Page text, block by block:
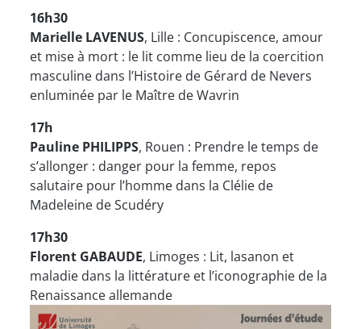
16h30
Marielle LAVENUS, Lille : Concupiscence, amour
et mise à mort : le lit comme lieu de la coercition
masculine dans l’Histoire de Gérard de Nevers
enluminée par le Maître de Wavrin
17h
Pauline PHILIPPS, Rouen : Prendre le temps de
s’allonger : danger pour la femme, repos
salutaire pour l’homme dans la Clélie de
Madeleine de Scudéry
17h30
Florent GABAUDE, Limoges : Lit, lasanon et
maladie dans la littérature et l’iconographie de la
Renaissance allemande